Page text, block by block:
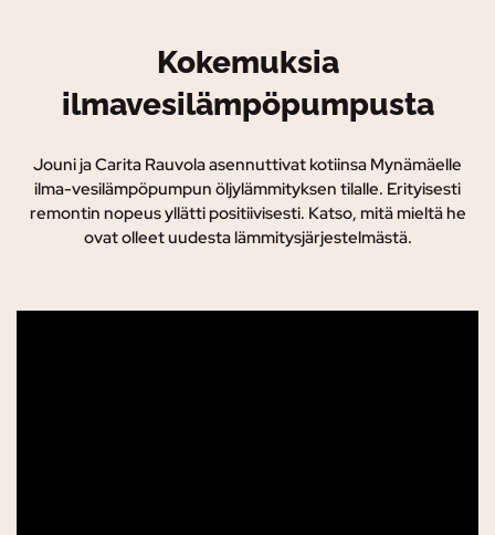
Kokemuksia
ilmavesilämpöpumpusta
Jouni ja Carita Rauvola asennuttivat kotiinsa Mynämäelle
ilma-vesilämpöpumpun öljylämmityksen tilalle. Erityisesti
remontin nopeus yllätti positiivisesti. Katso, mitä mieltä he
ovat olleet uudesta lämmitysjärjestelmästä.